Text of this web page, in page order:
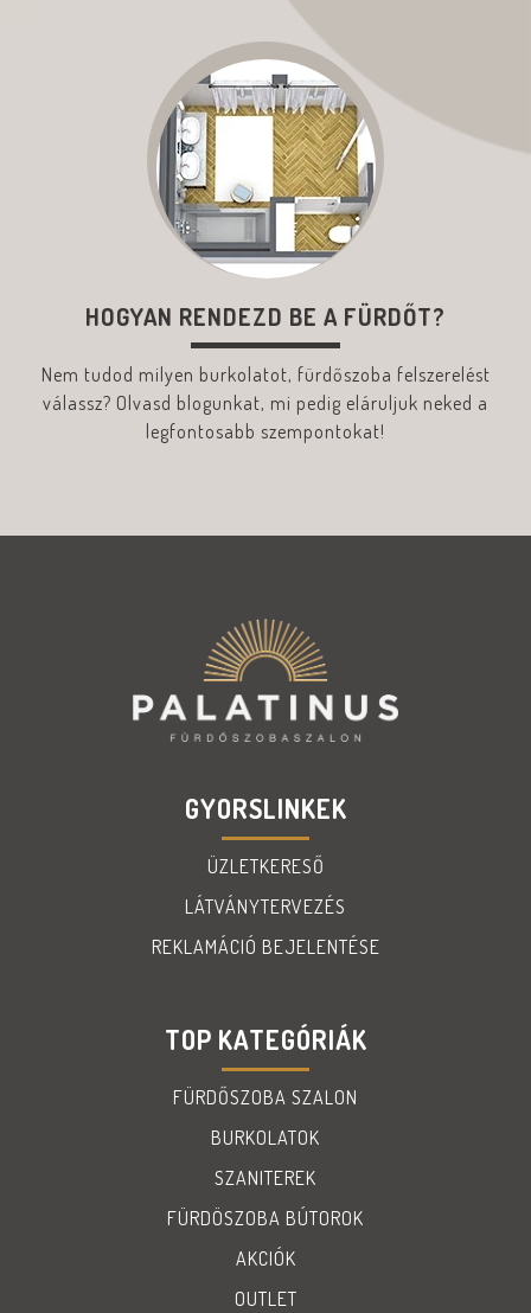
HOGYAN RENDEZD BE A FÜRDŐT?
Nem tudod milyen burkolatot, fürdőszoba felszerelést
válassz? Olvasd blogunkat, mi pedig eláruljuk neked a
legfontosabb szempontokat!
GYORSLINKEK
ÜZLETKERESŐ
LÁTVÁNYTERVEZÉS
REKLAMÁCIÓ BEJELENTÉSE
TOP KATEGÓRIÁK
FÜRDŐSZOBA SZALON
BURKOLATOK
SZANITEREK
FÜRDÖSZOBA BÚTOROK
AKCIÓK
OUTLET